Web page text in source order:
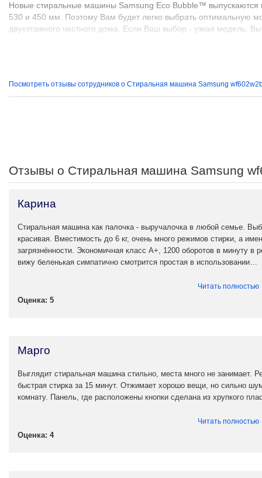
Новые стиральные машины Samsung Eco Bubble™ выпускаются
530 и 450 мм. Поэтому Вам будет легко выбрать оптимальную
двухэтажного частного дома. Если Ваш выбор - узкая модель,
Посмотреть отзывы сотрудников о Стиральная машина Samsung
Отзывы о Стиральная машина Samsung
Карина
Стиральная машина как палочка - выручалочка в любой семье.
красивая. Вместимость до 6 кг, очень много режимов стирки, а
загрязнённости. Экономичная класс А+, 1200 оборотов в минуту в
вижу беленькая симпатично смотрится простая в использовании…
Читать полностью
Оценка: 5
Марго
Выглядит стиральная машина стильно, места много не занимает.
быстрая стирка за 15 минут. Отжимает хорошо вещи, но сильно
комнату. Панель, где расположены кнопки сделана из хрупкого
Читать полностью
Оценка: 4